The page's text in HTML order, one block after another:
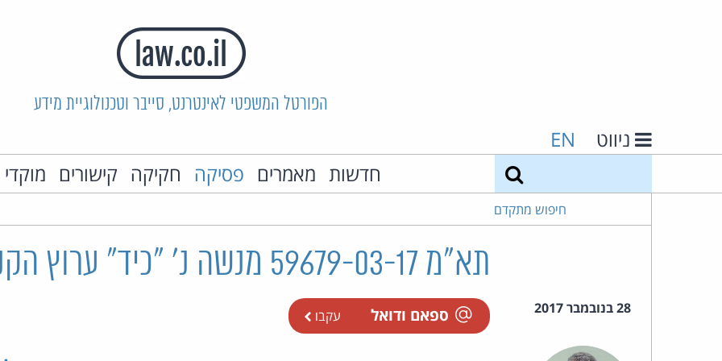
הפורטל המשפטי לאינטרנט, סייבר וטכנולוגיית מידע
ניווט EN
חדשות מאמרים פסיקה חקיקה קישורים
חיפוש מתקדם
תא"מ 59679-03-17 מנשה נ' "כיד" ערוץ הקניות בע"מ
28 בנובמבר 2017 ספאם ודואל עקבו